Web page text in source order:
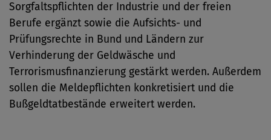
Sorgfaltspflichten der Industrie und der freien
Berufe ergänzt sowie die Aufsichts- und
Prüfungsrechte in Bund und Ländern zur
Verhinderung der Geldwäsche und
Terrorismusfinanzierung gestärkt werden. Außerdem
sollen die Meldepflichten konkretisiert und die
Bußgeldtatbestände erweitert werden.